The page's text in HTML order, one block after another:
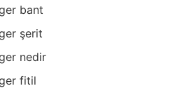
bant
şerit
nedir
fitil